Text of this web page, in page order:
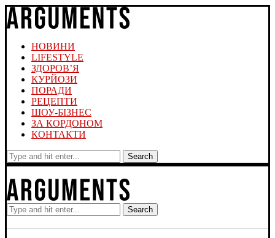
НОВИНИ
LIFESTYLE
ЗДОРОВ’Я
КУРЙОЗИ
ПОРАДИ
РЕЦЕПТИ
ШОУ-БІЗНЕС
ЗА КОРДОНОМ
КОНТАКТИ
Search
Search